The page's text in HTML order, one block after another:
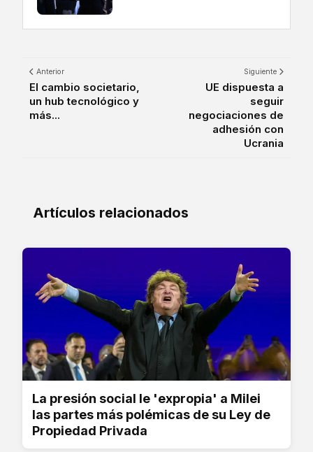
Anterior
El cambio societario,
un hub tecnológico y
más...
Siguiente
UE dispuesta a
seguir
negociaciones de
adhesión con
Ucrania
Artículos relacionados
La presión social le 'expropia' a Milei
las partes más polémicas de su Ley de
Propiedad Privada